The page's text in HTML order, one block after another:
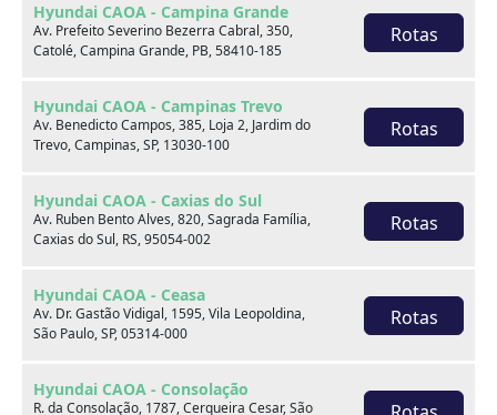
Hyundai CAOA - Campina Grande
Av. Prefeito Severino Bezerra Cabral, 350,
Catolé, Campina Grande, PB, 58410-185
Rotas
Hyundai CAOA - Campinas Trevo
Av. Benedicto Campos, 385, Loja 2, Jardim do
Trevo, Campinas, SP, 13030-100
Rotas
Hyundai CAOA - Caxias do Sul
Av. Ruben Bento Alves, 820, Sagrada Família,
Caxias do Sul, RS, 95054-002
Rotas
Hyundai CAOA - Ceasa
Av. Dr. Gastão Vidigal, 1595, Vila Leopoldina,
São Paulo, SP, 05314-000
Rotas
Hyundai CAOA - Consolação
R. da Consolação, 1787, Cerqueira Cesar, São
Consórcio
CAOA Changan | A21 - Tatuapé